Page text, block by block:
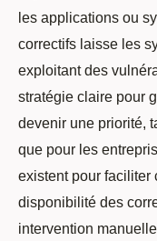
les applications ou
correctifs laisse les
exploitant des
stratégie claire pour
devenir une priorité,
que pour les
existent pour faciliter
disponibilité des
intervention